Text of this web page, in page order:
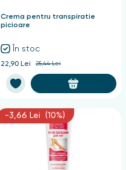
Crema pentru transpiratie
picioare
În stoc
22,90 Lei 25,44 Lei
-3,66 Lei (10%)